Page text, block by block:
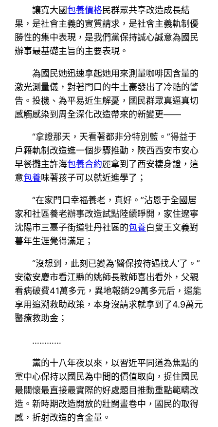
讓寬大國包養價格民群眾共享改造成長結
果，是社會主義的實質請求，是社會主義軌制優
勝性的集中表現，是我們黨保持誠心誠意為國民
辦事最基礎主旨的主要表現。
為國民她迅速拿起她用來測量咖啡因含量的
激光測量儀，對著門口的牛土豪發出了冷酷的警
告。投機、為平易近生解憂，國民群眾真逼真切
感觸感染到周全深化改造帶來的新變更——
“拿證那天，天看著都非分特別藍。”得益于
戶籍軌制改造進一個步驟推動，陜西西安市安心
早餐攤主許海包養合約麗拿到了西安棲身證，這
意包養味著孩子可以就近進學了；
“在家門口幸福養老，真好。”沾恩于全國居
家和社區養老辦事改造試點陸續睜開，家住遼寧
沈陽市三臺子街道牡丹社區的包養白叟王文義對
暮年生涯覺得滿足；
“沒想到，此刻已變為‘醫保按待遇找人’了。”
安徽安慶市看江縣的姚師長教師喜出看外，父親
看病破費41萬多元，異地報銷29萬多元后，還能
享用追溯救助政策，本身沒請求就拿到了4.9萬元
醫療救助金；
…………
黨的十八年夜以來，以習近平同道為焦點的
黨中心保持以國民為中間的價值取向，捉住國民
最關懷最直接最實際的好處題目推動重點範疇改
造。新時期改造開放的壯闊畫卷中，國民的取得
感，折射改造的含金量。